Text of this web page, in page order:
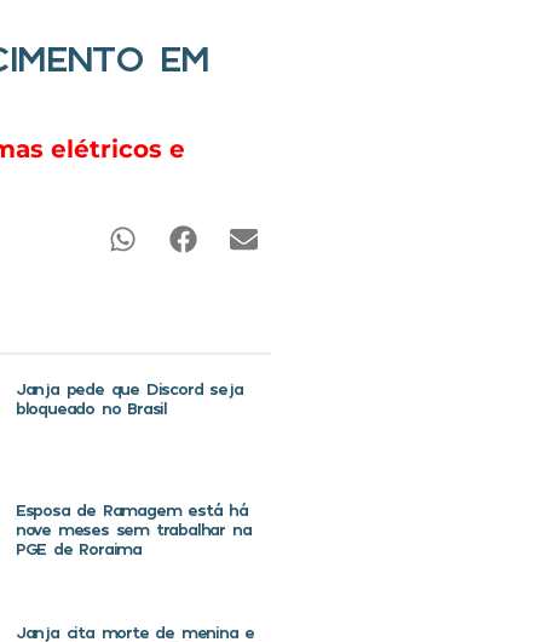
EM
elétricos e
Janja pede que Discord seja
bloqueado no Brasil
Esposa de Ramagem está há
nove meses sem trabalhar na
PGE de Roraima
Janja cita morte de menina e